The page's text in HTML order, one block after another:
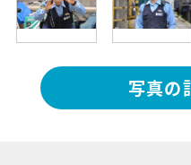
写真の